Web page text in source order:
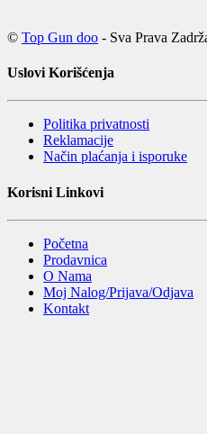
© Top Gun doo - Sva Prava
Uslovi Korišćenja
Politika privatnosti
Reklamacije
Način plaćanja i isporuke
Korisni Linkovi
Početna
Prodavnica
O Nama
Moj Nalog/Prijava/Odjava
Kontakt